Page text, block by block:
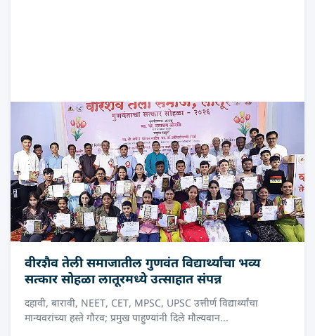
वीरशैव तेली समाजातील गुणवंत विद्यार्थ्यांचा भव्य
सत्कार सोहळा लातूरमध्ये उत्साहात संपन्न
दहावी, बारावी, NEET, CET, MPSC, UPSC उत्तीर्ण विद्यार्थ्यांचा
मान्यवरांच्या हस्ते गौरव; प्रमुख पाहुण्यांनी दिले मौल्यवान...